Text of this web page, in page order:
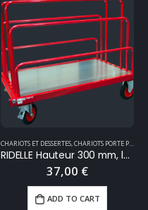
,MANUTENTION
CHARIOTS ET DESSERTES CHARIOTS PORTE PANNEAUX
RIDELLE Hauteur 300 mm, longueur 1600 mm
37,00 €
ADD TO CART